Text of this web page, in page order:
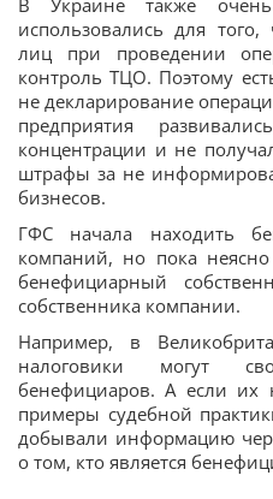
В Украине также
использовались для
лиц при проведении
контроль ТЦО. Поэтому
не декларирование
предприятия
концентрации и не
штрафы за не
бизнесов.
ГФС начала находить
компаний, но пока
бенефициарный
собственника компании.
Например, в
налоговики могут
бенефициаров. А если их
примеры судебной
добывали информацию
о том, кто является